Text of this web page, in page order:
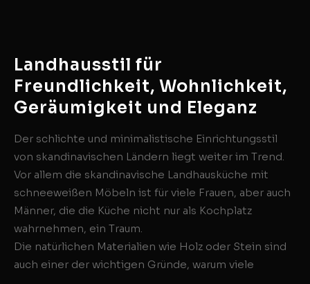
Landhausstil für
Freundlichkeit, Wohnlichkeit,
Geräumigkeit und Eleganz
Der schlichte und minimalistische Einrichtungsstil
von skandinavischen Ländern liegt weiter im Trend.
Vor allem die skandinavische Landhausküche mit
schneeweißen Möbeln ist für viele Frauen, aber auch
Männer, die die Küche nicht nur als Kochplatz
wahrnehmen, ein Traum.
Die natürlichen Materialien wie Holz oder Stein sind
auch einer der wichtigen Gründe, warum viele